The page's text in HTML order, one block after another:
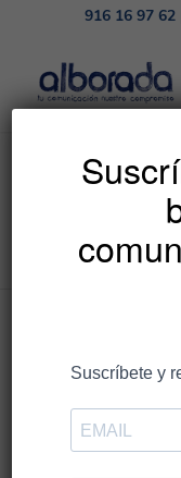
916 16 97 62
gran
Estás en: Inicio / gran